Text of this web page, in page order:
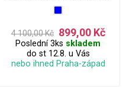
4 100,00 Kč 899,00 Kč
Poslední 3ks skladem
do st 12.8. u Vás
nebo ihned Praha-západ